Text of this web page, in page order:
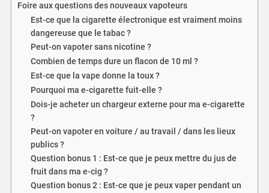
Foire aux questions des nouveaux vapoteurs
Est-ce que la cigarette électronique est vraiment moins
dangereuse que le tabac ?
Peut-on vapoter sans nicotine ?
Combien de temps dure un flacon de 10 ml ?
Est-ce que la vape donne la toux ?
Pourquoi ma e-cigarette fuit-elle ?
Dois-je acheter un chargeur externe pour ma e-cigarette
?
Peut-on vapoter en voiture / au travail / dans les lieux
publics ?
Question bonus 1 : Est-ce que je peux mettre du jus de
fruit dans ma e-cig ?
Question bonus 2 : Est-ce que je peux vaper pendant un